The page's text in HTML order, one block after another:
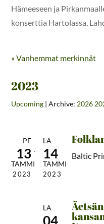
Hämeeseen ja
konserttia Hartolassa,
« Vanhemmat merkinnät
2023
Upcoming | Archive:2026
PE
13
TAMMI
2023
LA
14
TAMMI
2023
Baltic
LA
04
Äetsän